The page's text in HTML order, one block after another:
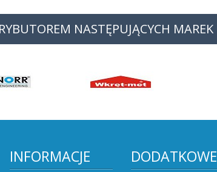
NASTĘPUJĄCYCH MAREK
INFORMACJE DODATKOWE